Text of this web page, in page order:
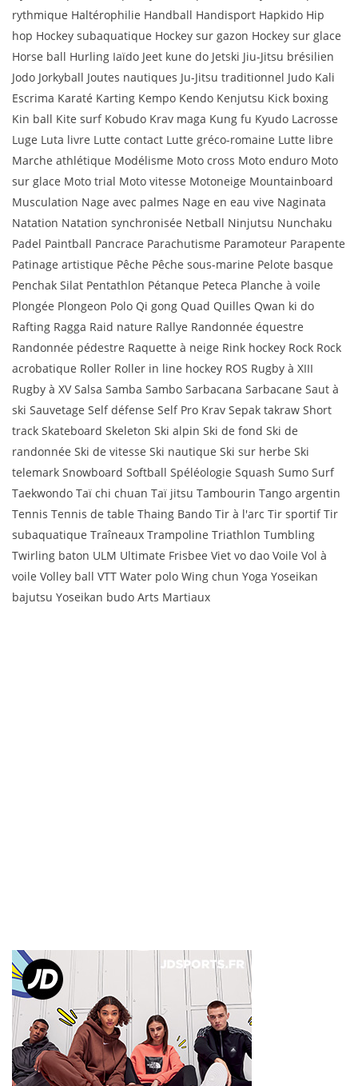
rythmique Haltérophilie Handball Handisport Hapkido Hip
hop Hockey subaquatique Hockey sur gazon Hockey sur glace
Horse ball Hurling Iaïdo Jeet kune do Jetski Jiu-Jitsu brésilien
Jodo Jorkyball Joutes nautiques Ju-Jitsu traditionnel Judo Kali
Escrima Karaté Karting Kempo Kendo Kenjutsu Kick boxing
Kin ball Kite surf Kobudo Krav maga Kung fu Kyudo Lacrosse
Luge Luta livre Lutte contact Lutte gréco-romaine Lutte libre
Marche athlétique Modélisme Moto cross Moto enduro Moto
sur glace Moto trial Moto vitesse Motoneige Mountainboard
Musculation Nage avec palmes Nage en eau vive Naginata
Natation Natation synchronisée Netball Ninjutsu Nunchaku
Padel Paintball Pancrace Parachutisme Paramoteur Parapente
Patinage artistique Pêche Pêche sous-marine Pelote basque
Penchak Silat Pentathlon Pétanque Peteca Planche à voile
Plongée Plongeon Polo Qi gong Quad Quilles Qwan ki do
Rafting Ragga Raid nature Rallye Randonnée équestre
Randonnée pédestre Raquette à neige Rink hockey Rock Rock
acrobatique Roller Roller in line hockey ROS Rugby à XIII
Rugby à XV Salsa Samba Sambo Sarbacana Sarbacane Saut à
ski Sauvetage Self défense Self Pro Krav Sepak takraw Short
track Skateboard Skeleton Ski alpin Ski de fond Ski de
randonnée Ski de vitesse Ski nautique Ski sur herbe Ski
telemark Snowboard Softball Spéléologie Squash Sumo Surf
Taekwondo Taï chi chuan Taï jitsu Tambourin Tango argentin
Tennis Tennis de table Thaing Bando Tir à l'arc Tir sportif Tir
subaquatique Traîneaux Trampoline Triathlon Tumbling
Twirling baton ULM Ultimate Frisbee Viet vo dao Voile Vol à
voile Volley ball VTT Water polo Wing chun Yoga Yoseikan
bajutsu Yoseikan budo Arts Martiaux